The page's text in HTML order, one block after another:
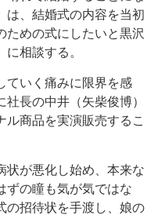
は、結婚式の内容を当初
ための式にしたいと黒沢
に相談する。
いく痛みに限界を感
長の中井（矢柴俊博）
ル商品を実演販売するこ
が悪化し始め、本来な
ずの瞳も気が気ではな
の招待状を手渡し、娘の